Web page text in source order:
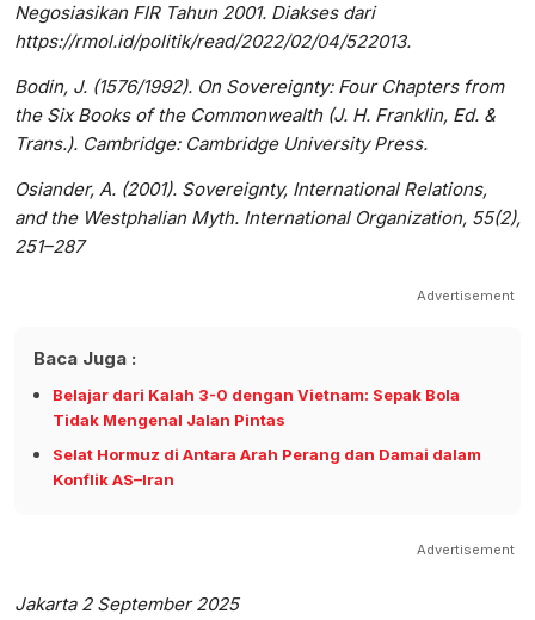
Negosiasikan FIR Tahun 2001. Diakses dari
https://rmol.id/politik/read/2022/02/04/522013.
Bodin, J. (1576/1992). On Sovereignty: Four Chapters from
the Six Books of the Commonwealth (J. H. Franklin, Ed. &
Trans.). Cambridge: Cambridge University Press.
Osiander, A. (2001). Sovereignty, International Relations,
and the Westphalian Myth. International Organization, 55(2),
251–287
Advertisement
Baca Juga :
Belajar dari Kalah 3-0 dengan Vietnam: Sepak Bola
Tidak Mengenal Jalan Pintas
Selat Hormuz di Antara Arah Perang dan Damai dalam
Konflik AS–Iran
Advertisement
Jakarta 2 September 2025